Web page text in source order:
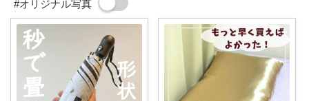
#オリジナル写真